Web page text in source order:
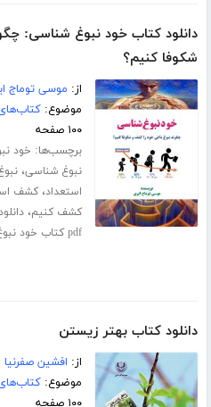
دانلود کتاب خود نبوغ شناسی:
شکوفا کنیم؟
از: موسی توماج
موضوع:
۱۰۰ صفحه
برچسب‌ها: خود
نبوغ شناسی،
استعداد،کشف
کشف کنیم،
pdf کتاب خود نبوغ شناسی
دانلود کتاب بهتر زیستن
از: افشین صفرنیا
موضوع:
۱۰۰ صفحه